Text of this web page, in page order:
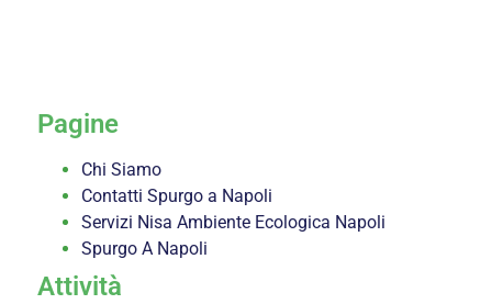
Pagine
Chi Siamo
Contatti Spurgo a Napoli
Servizi Nisa Ambiente Ecologica Napoli
Spurgo A Napoli
Attività